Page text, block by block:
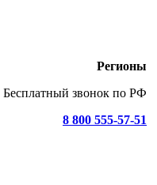
Регионы
Бесплатный звонок по РФ
8 800 555-57-51